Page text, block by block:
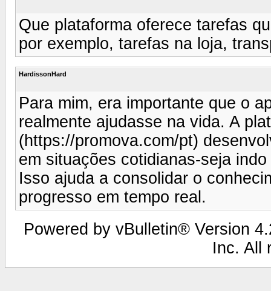
Que plataforma oferece tarefas
por exemplo, tarefas na loja,
HardissonHard
Para mim, era importante que o
realmente ajudasse na vida. A
(https://promova.com/pt)
em situações cotidianas-seja
Isso ajuda a consolidar o
progresso em tempo real.
Powered by vBulletin® Version
Inc. All